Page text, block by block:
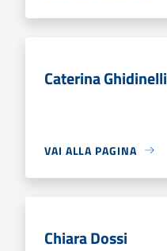
Caterina Ghidinelli
VAI ALLA PAGINA
Chiara Dossi